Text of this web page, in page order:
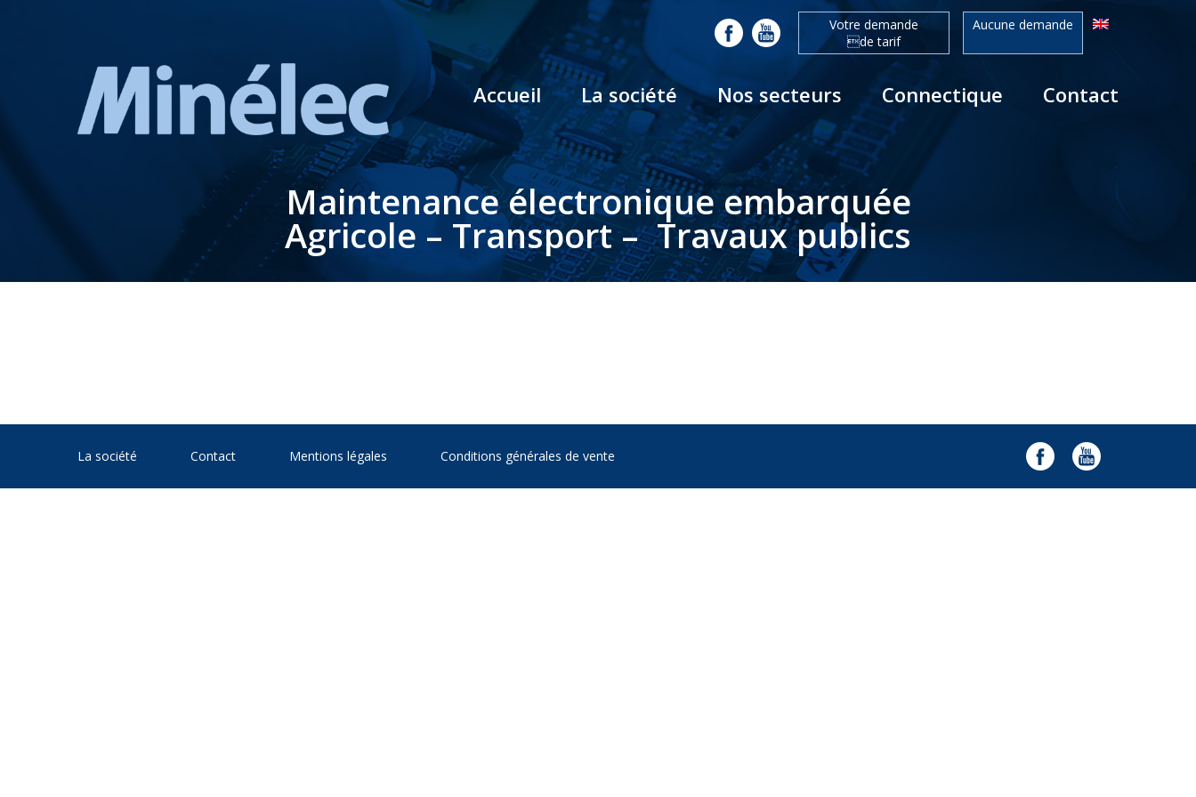
Aucune demande
Votre demande
de tarif
Accueil La société Nos secteurs Connectique Contact
Maintenance électronique embarquée
Agricole – Transport – Travaux publics
La société Contact Mentions légales Conditions générales de vente